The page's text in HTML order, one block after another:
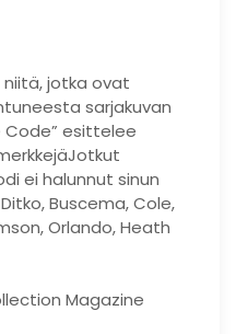
niitä, jotka ovat
sarjakuvan
Code” esittelee
ei halunnut sinun
Buscema, Cole,
Orlando, Heath
Magazine